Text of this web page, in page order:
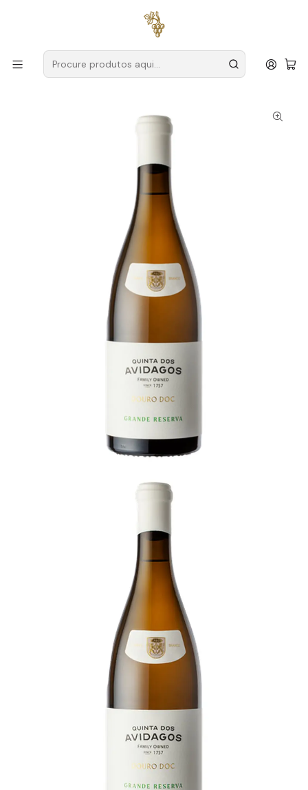
para encomendas a partir de
Produtores Douro
Quinta dos Avidagos
Quinta dos Avidagos Grande Reserva Douro Branco 75cl